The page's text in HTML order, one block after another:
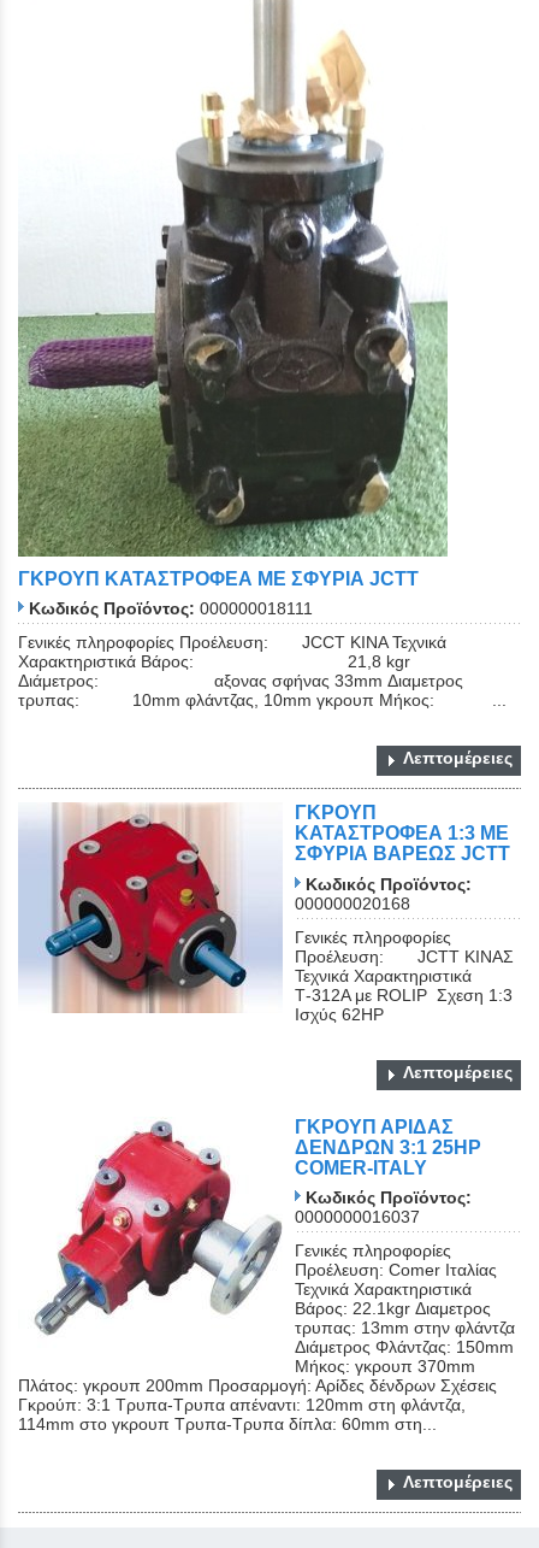
Close
ΓΚΡΟΥΠ ΚΑΤΑΣΤΡΟΦΕΑ ME ΣΦΥΡΙΑ JCTT
Κωδικός Προϊόντος: 000000018111
Γενικές πληροφορίες Προέλευση: JCCT KINA Τεχνικά
Χαρακτηριστικά Βάρος: 21,8 kgr
Διάμετρος: αξονας σφήνας 33mm Διαμετρος
τρυπας: 10mm φλάντζας, 10mm γκρουπ Μήκος: ...
Λεπτομέρειες
ΓΚΡΟΥΠ
ΚΑΤΑΣΤΡΟΦΕΑ 1:3 ΜΕ
ΣΦΥΡΙΑ ΒΑΡΕΩΣ JCTT
Κωδικός Προϊόντος:
000000020168
Γενικές πληροφορίες
Προέλευση: JCTT KINAΣ
Τεχνικά Χαρακτηριστικά
Τ-312Α με ROLIP Σχεση 1:3
Iσχύς 62ΗP
Λεπτομέρειες
ΓΚΡΟΥΠ ΑΡΙΔΑΣ
ΔΕΝΔΡΩΝ 3:1 25ΗΡ
COMER-ITALY
Κωδικός Προϊόντος:
0000000016037
Γενικές πληροφορίες
Προέλευση: Comer Ιταλίας
Τεχνικά Χαρακτηριστικά
Βάρος: 22.1kgr Διαμετρος
τρυπας: 13mm στην φλάντζα
Διάμετρος Φλάντζας: 150mm
Μήκος: γκρουπ 370mm
Πλάτος: γκρουπ 200mm Προσαρμογή: Αρίδες δένδρων Σχέσεις
Γκρούπ: 3:1 Τρυπα-Τρυπα απέναντι: 120mm στη φλάντζα,
114mm στο γκρουπ Τρυπα-Τρυπα δίπλα: 60mm στη...
Λεπτομέρειες